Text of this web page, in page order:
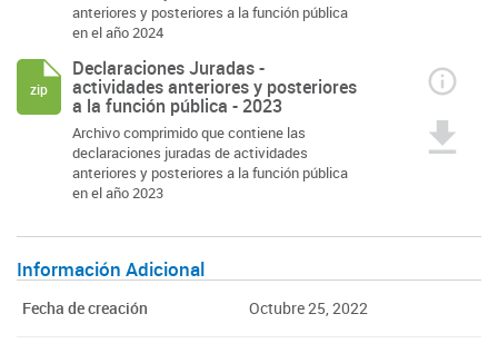
anteriores y posteriores a la función pública
en el año 2024
Declaraciones Juradas -
actividades anteriores y posteriores
a la función pública - 2023
Archivo comprimido que contiene las
declaraciones juradas de actividades
anteriores y posteriores a la función pública
en el año 2023
zip
Información Adicional
Fecha de creación Octubre 25, 2022